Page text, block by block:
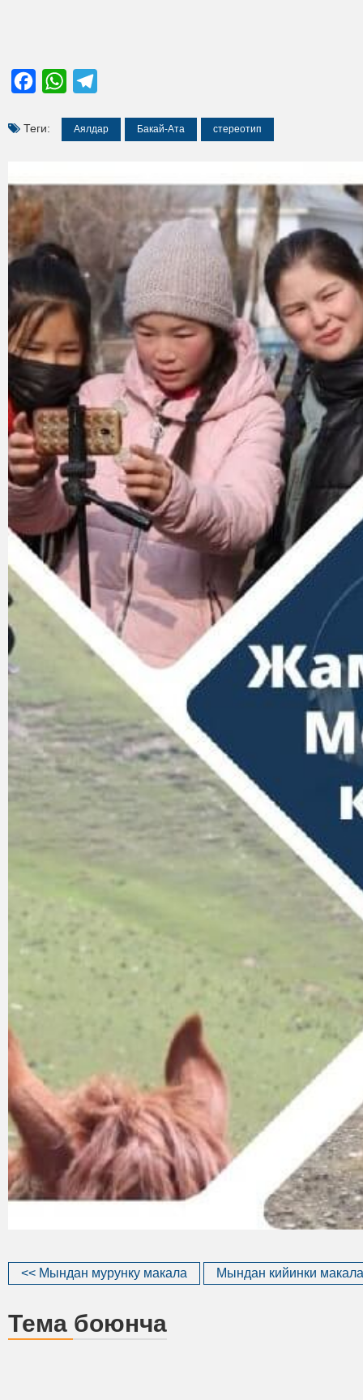
FacebookWhatsApp
Теги: Аялдар Бакай-Ата стереотип
<< Мындан мурунку макала Мындан кийинки
Тема боюнча